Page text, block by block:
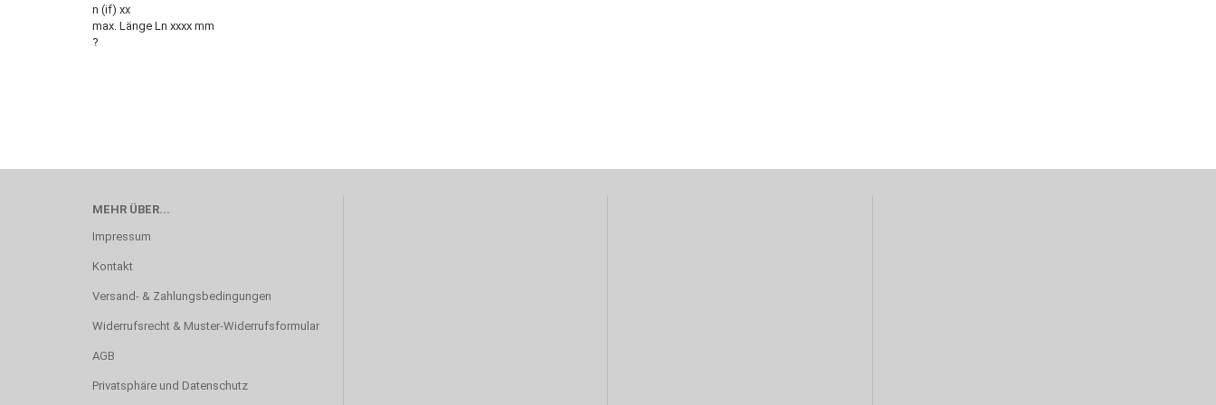
n (if) xx
max. Länge Ln xxxx mm
?
MEHR ÜBER...
Impressum
Kontakt
Versand- & Zahlungsbedingungen
Widerrufsrecht & Muster-Widerrufsformular
AGB
Privatsphäre und Datenschutz